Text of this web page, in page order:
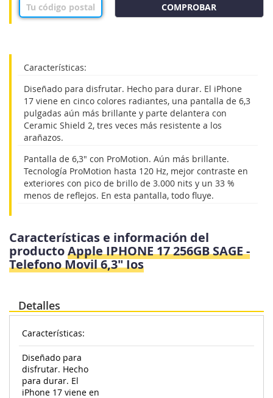
COMPROBAR
Características:
Diseñado para disfrutar. Hecho para durar. El iPhone
17 viene en cinco colores radiantes, una pantalla de 6,3
pulgadas aún más brillante y parte delantera con
Ceramic Shield 2, tres veces más resistente a los
arañazos.
Pantalla de 6,3" con ProMotion. Aún más brillante.
Tecnología ProMotion hasta 120 Hz, mejor contraste en
exteriores con pico de brillo de 3.000 nits y un 33 %
menos de reflejos. En esta pantalla, todo fluye.
Características e información del
productoApple IPHONE 17 256GB SAGE -
Telefono Movil 6,3" Ios
Detalles
Características:
Diseñado para
disfrutar. Hecho
para durar. El
iPhone 17 viene en